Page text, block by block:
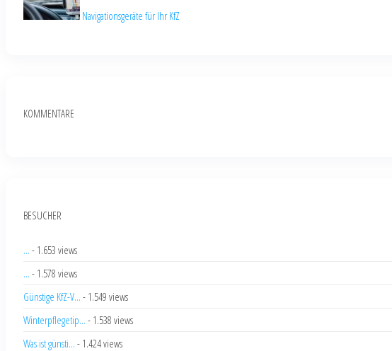
Navigationsgeräte für Ihr KfZ
KOMMENTARE
BESUCHER
... - 1.653 views
... - 1.578 views
Günstige KfZ-V... - 1.549 views
Winterpflegetip... - 1.538 views
Was ist günsti... - 1.424 views